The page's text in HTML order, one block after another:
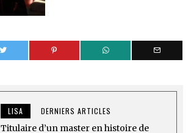
LISA DERNIERS ARTICLES
Titulaire d’un master en histoire de